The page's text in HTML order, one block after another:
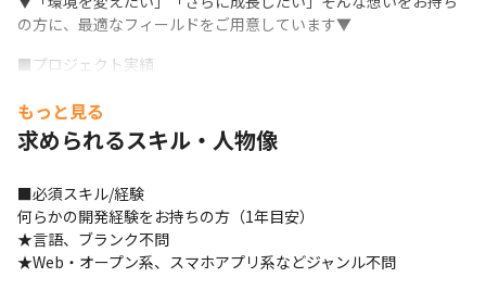
の方に、最適なフィールドをご用意しています▼
■プロジェクト実績
・Java、Pythonを使用した、総合電機メーカーの販売促進用アプ
リ
・React、JavaScriptを使用したプロ野球チームのファンアプリ
・Python、Vue.jsを使用した、大手化粧品メーカー品質管理シス
テム　など
■配属先情報
もっと見る
求められるスキル・人物像
■必須スキル/経験
何らかの開発経験をお持ちの方（1年目安）
★言語、ブランク不問
★Web・オープン系、スマホアプリ系などジャンル不問